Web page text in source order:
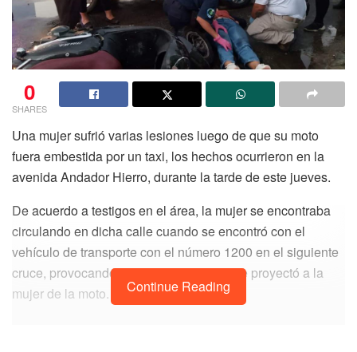
0
SHARES
Una mujer sufrió varias lesiones luego de que su moto
fuera embestida por un taxi, los hechos ocurrieron en la
avenida Andador Hierro, durante la tarde de este jueves.
De acuerdo a testigos en el área, la mujer se encontraba
circulando en dicha calle cuando se encontró con el
vehículo de transporte con el número 1200 en el siguiente
cruce, provocando una fuerte colisión que proyectó a la
mujer de la moto.
Continue Reading